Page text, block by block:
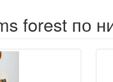
forest по